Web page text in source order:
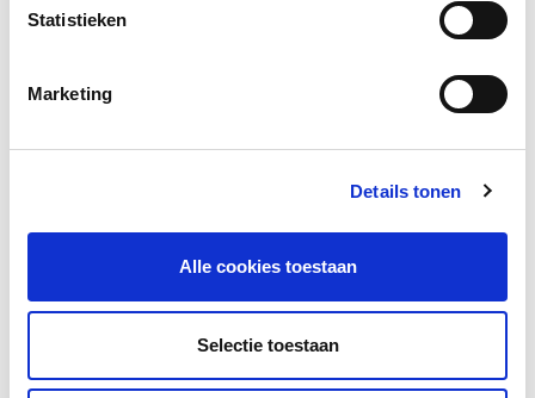
Statistieken
Marketing
Details tonen
Alle cookies toestaan
Selectie toestaan
Deel deze pagina
Facebook
Gerelateerd lesmateriaal